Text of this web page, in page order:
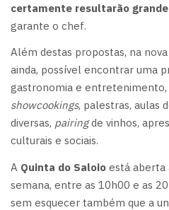
certamente resultarão
garante o chef.
Além destas propostas, na
ainda, possível encontrar uma
gastronomia e entretenimento,
showcookings, palestras, aulas
diversas, pairingde vinhos,
culturais e sociais.
A Quinta do Saloio está aberta
semana, entre as 10h00 e as
sem esquecer também que a